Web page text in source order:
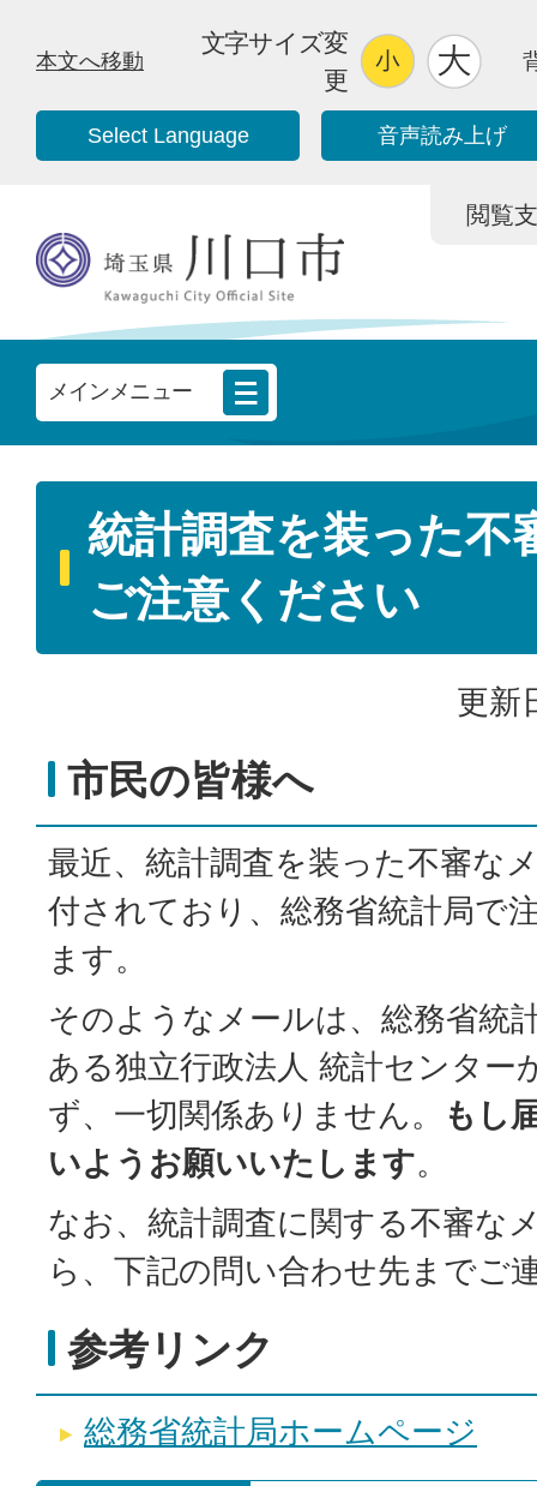
本文へ移動
文字サイズ変
更
Select Language 音声読み上げ
閲覧
メインメニュー
統計調査を装った不
ご注意ください
更新
市民の皆様へ
最近、統計調査を装った不審な
付されており、総務省統計局で
ます。
そのようなメールは、総務省統
ある独立行政法人 統計センター
ず、一切関係ありません。
もし
いようお願いいたします。
なお、統計調査に関する不審な
ら、下記の問い合わせ先までご
参考リンク
総務省統計局ホームページ